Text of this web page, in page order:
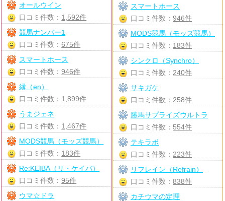
オールウイン
口コミ件数： 1,592件
競馬ナンバー1
口コミ件数：675件
スマートホース
口コミ件数：946件
縁（en）
口コミ件数： 1,899件
うまジェネ
口コミ件数： 1,467件
MODS競馬（モッズ競馬）
口コミ件数： 183件
Re:KEIBA（リ・ケイバ）
口コミ件数：95件
ウマ☆ドラ
スマートホース
口コミ件数： 946件
MODS競馬（モッズ競馬）
口コミ件数： 183件
シンクロ（Synchro）
口コミ件数： 240件
サキガケ
口コミ件数： 258件
勝馬サプライズウルトラ
口コミ件数： 554件
テキラボ
口コミ件数： 223件
リフレイン（Refrain）
口コミ件数： 838件
カチウマの定理